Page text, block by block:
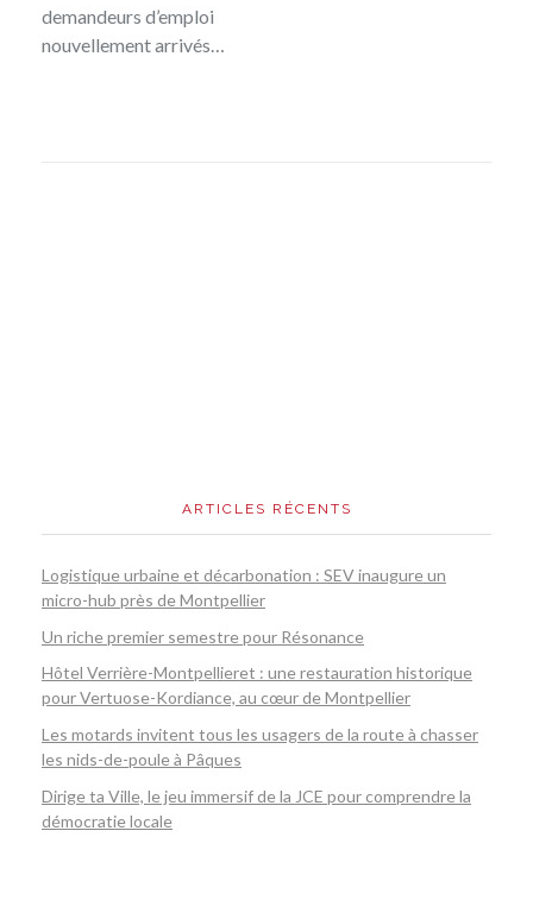
demandeurs d’emploi
nouvellement arrivés…
ARTICLES RÉCENTS
Logistique urbaine et décarbonation : SEV inaugure un
micro-hub près de Montpellier
Un riche premier semestre pour Résonance
Hôtel Verrière-Montpellieret : une restauration historique
pour Vertuose-Kordiance, au cœur de Montpellier
Les motards invitent tous les usagers de la route à chasser
les nids-de-poule à Pâques
Dirige ta Ville, le jeu immersif de la JCE pour comprendre la
démocratie locale